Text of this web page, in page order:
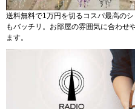
送料無料で1万円を切るコスパ最高の
もバッチリ。お部屋の雰囲気に合わせ
ます。